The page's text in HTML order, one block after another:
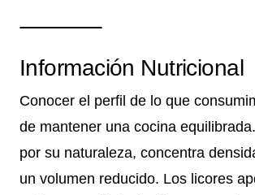
Información Nutricional
Conocer el perfil de lo que
de mantener una cocina
por su naturaleza, concentra
un volumen reducido. Los licores